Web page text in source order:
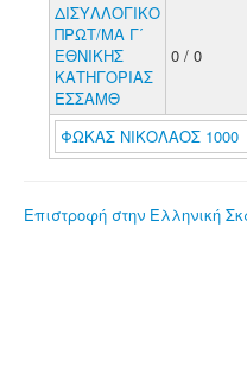
ΔΙΣΥΛΛΟΓΙΚΟ
ΠΡΩΤ/ΜΑ Γ΄
ΕΘΝΙΚΗΣ
ΚΑΤΗΓΟΡΙΑΣ
ΕΣΣΑΜΘ
0 / 0
ΦΩΚΑΣ ΝΙΚΟΛΑΟΣ 1000
Επιστροφή στην Ελληνική